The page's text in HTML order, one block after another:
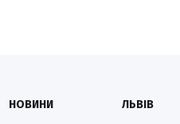
НОВИНИ
ЛЬВІВ